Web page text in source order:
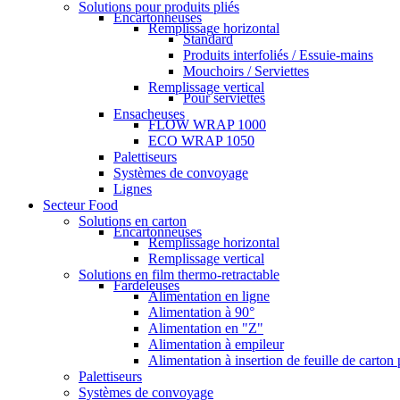
Solutions pour produits pliés
Encartonneuses
Remplissage horizontal
Standard
Produits interfoliés / Essuie-mains
Mouchoirs / Serviettes
Remplissage vertical
Pour serviettes
Ensacheuses
FLOW WRAP 1000
ECO WRAP 1050
Palettiseurs
Systèmes de convoyage
Lignes
Secteur Food
Solutions en carton
Encartonneuses
Remplissage horizontal
Remplissage vertical
Solutions en film thermo-retractable
Fardeleuses
Alimentation en ligne
Alimentation à 90°
Alimentation en "Z"
Alimentation à empileur
Alimentation à insertion de feuille de carton
Palettiseurs
Systèmes de convoyage